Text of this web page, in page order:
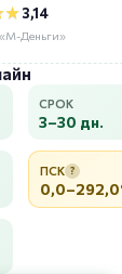
3,14
Деньги»
СРОК
3–30 дн.
ПСК ?